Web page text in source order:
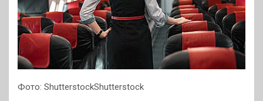
Фото: ShutterstockShutterstock